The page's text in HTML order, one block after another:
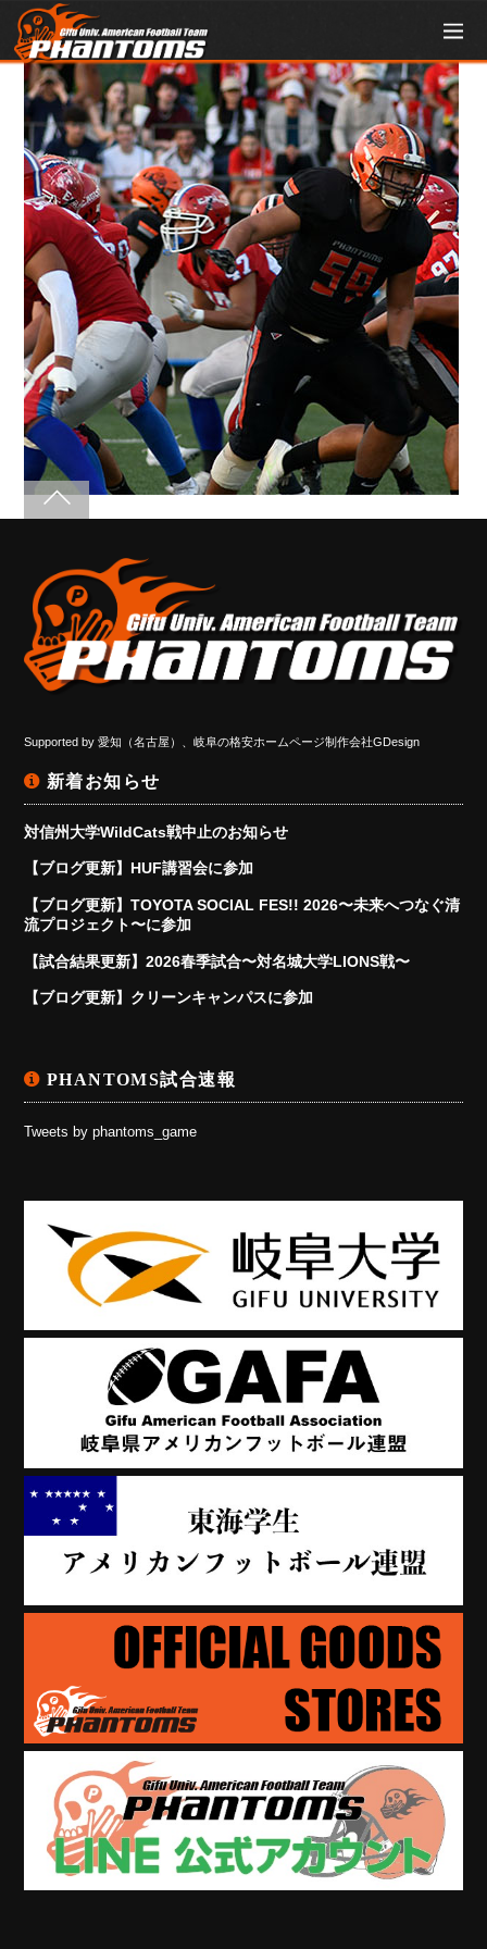
Supported by愛知（名古屋）、岐阜の格安ホームページ制作会社GDesign
新着お知らせ
対信州大学WildCats戦中止のお知らせ
【ブログ更新】HUF講習会に参加
【ブログ更新】TOYOTA SOCIAL FES!! 2026〜未来へつなぐ清
流プロジェクト〜に参加
【試合結果更新】2026春季試合〜対名城大学LIONS戦〜
【ブログ更新】クリーンキャンパスに参加
PHANTOMS試合速報
Tweets by phantoms_game